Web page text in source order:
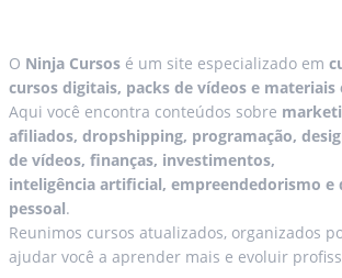
O Ninja Cursos é um site especializado em
cursos digitais, packs de vídeos e materiais
Aqui você encontra conteúdos sobre
afiliados, dropshipping, programação,
de vídeos, finanças, investimentos,
inteligência artificial, empreendedorismo e
pessoal.
Reunimos cursos atualizados, organizados
ajudar você a aprender mais e evoluir